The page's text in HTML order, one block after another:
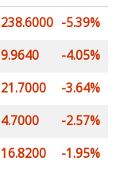
238.6000 -5.39%
9.9640
-4.05%
21.7000
-3.64%
4.7000
-2.57%
16.8200 -1.95%